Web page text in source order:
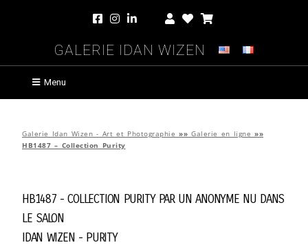
Galerie Idan Wizen
Menu
Galerie Idan Wizen - Art et Photographie »» Galerie en ligne »»
HB1487 – Collection Purity
HB1487 - Collection Purity parUn Anonyme Nu Dans
Le Salon
Idan Wizen - Purity